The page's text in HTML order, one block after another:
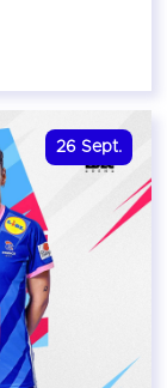
26 Sept.